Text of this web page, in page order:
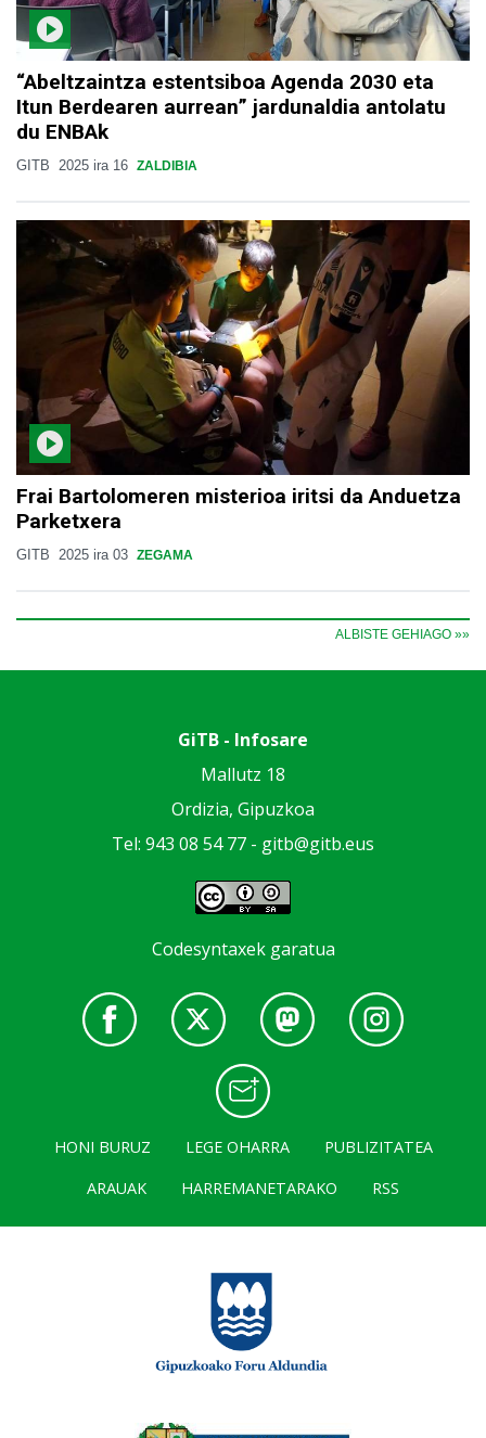
“Abeltzaintza estentsiboa Agenda 2030 eta
Itun Berdearen aurrean” jardunaldia antolatu
du ENBAk
GITB 2025 ira 16 ZALDIBIA
Frai Bartolomeren misterioa iritsi da Anduetza
Parketxera
GITB 2025 ira 03 ZEGAMA
ALBISTE GEHIAGO »»
GiTB - Infosare
Mallutz 18
Ordizia, Gipuzkoa
Tel: 943 08 54 77 - gitb@gitb.eus
Codesyntaxek garatua
HONI BURUZ LEGE OHARRA
PUBLIZITATEA
ARAUAK
HARREMANETARAKO RSS